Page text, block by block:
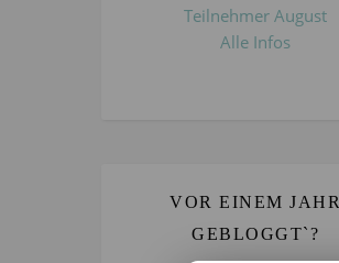
Teilnehmer August
Alle Infos
VOR EINEM JAHR
GEBLOGGT`?